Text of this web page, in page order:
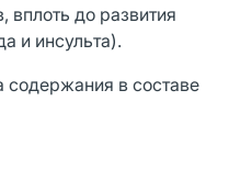
вплоть до развития
и инсульта).
в составе